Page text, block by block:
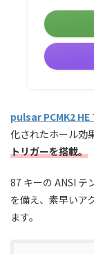
pulsar PCMK2 HE
化されたホール効
トリガーを搭載。
87 キーの ANSI テ
を備え、素早いア
ます。